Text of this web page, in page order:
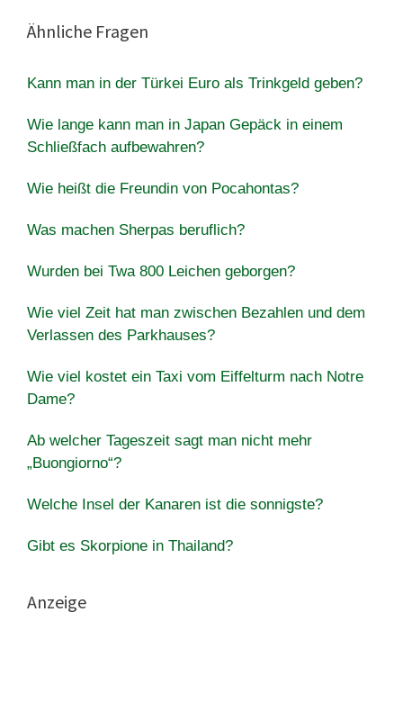
Ähnliche Fragen
Kann man in der Türkei Euro als Trinkgeld geben?
Wie lange kann man in Japan Gepäck in einem
Schließfach aufbewahren?
Wie heißt die Freundin von Pocahontas?
Was machen Sherpas beruflich?
Wurden bei Twa 800 Leichen geborgen?
Wie viel Zeit hat man zwischen Bezahlen und dem
Verlassen des Parkhauses?
Wie viel kostet ein Taxi vom Eiffelturm nach Notre
Dame?
Ab welcher Tageszeit sagt man nicht mehr
„Buongiorno“?
Welche Insel der Kanaren ist die sonnigste?
Gibt es Skorpione in Thailand?
Anzeige